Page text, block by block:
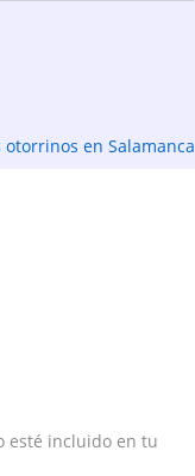
otorrinos en Salamanca
esté incluido en tu